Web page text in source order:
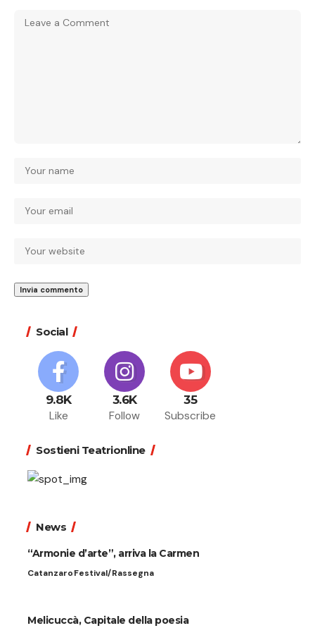
Social
9.8K
Like
3.6K
Follow
35
Subscribe
Sostieni Teatrionline
News
“Armonie d’arte”, arriva la Carmen
CatanzaroFestival/Rassegna
Melicuccà, Capitale della poesia